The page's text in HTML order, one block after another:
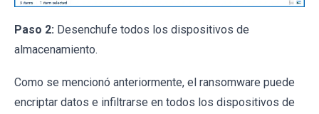
Paso 2: Desenchufe todos los dispositivos de
almacenamiento.
Como se mencionó anteriormente, el ransomware puede
encriptar datos e infiltrarse en todos los dispositivos de